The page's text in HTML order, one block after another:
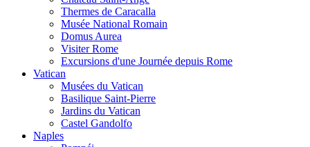
Thermes de Caracalla
Musée National Romain
Domus Aurea
Visiter Rome
Excursions d'une Journée depuis Rome
Vatican
Musées du Vatican
Basilique Saint-Pierre
Jardins du Vatican
Castel Gandolfo
Naples